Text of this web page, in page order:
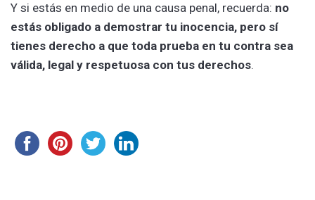
Y si estás en medio de una causa penal, recuerda: no
estás obligado a demostrar tu inocencia, pero sí
tienes derecho a que toda prueba en tu contra sea
válida, legal y respetuosa con tus derechos.